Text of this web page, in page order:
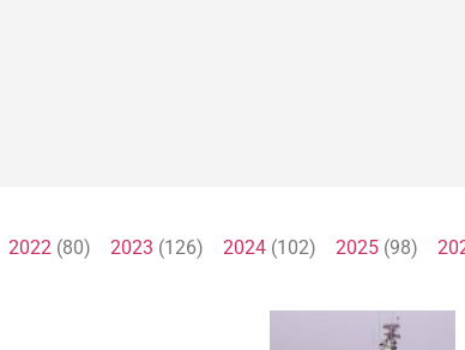
2022 (80) 2023 (126) 2024 (102) 2025 (98)